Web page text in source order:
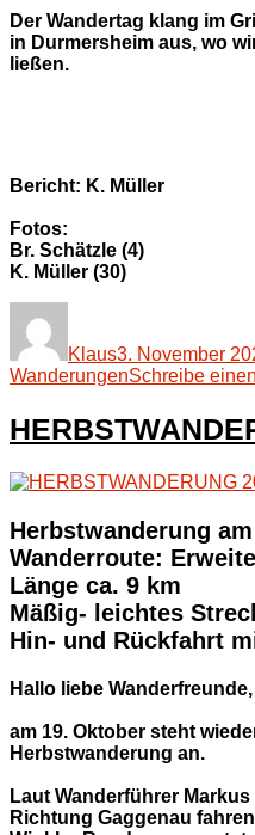
Der Wandertag klang im
in Durmersheim aus, wo
ließen.
Bericht: K. Müller
Fotos:
Br. Schätzle (4)
K. Müller (30)
Klaus3. November
WanderungenSchreibe
Herbstwanderung
Wanderroute:
Länge ca. 9 km
Mäßig- leichtes
Hin- und Rückfahrt
Hallo liebe Wanderfreunde,
am 19. Oktober steht
Herbstwanderung an.
Laut Wanderführer
Richtung Gaggenau